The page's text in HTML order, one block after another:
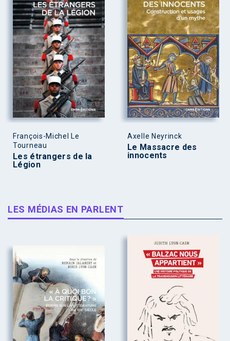
François-Michel Le
Tourneau
Les étrangers de la
Légion
Axelle Neyrinck
Le Massacre des
innocents
LES MÉDIAS EN PARLENT